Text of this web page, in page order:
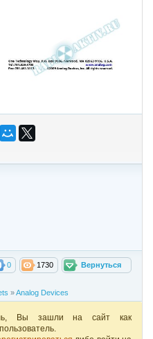
Вернуться
1730
0
»Analog Devices
Вы зашли на сайт как